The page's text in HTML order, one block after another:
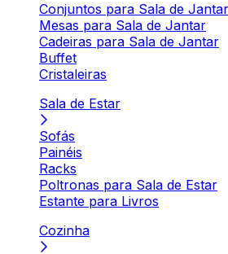
Conjuntos para Sala de Jantar
Mesas para Sala de Jantar
Cadeiras para Sala de Jantar
Buffet
Cristaleiras
Sala de Estar
Sofás
Painéis
Racks
Poltronas para Sala de Estar
Estante para Livros
Cozinha